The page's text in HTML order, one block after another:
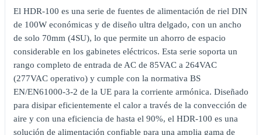
El HDR-100 es una serie de fuentes de alimentación de riel DIN
de 100W económicas y de diseño ultra delgado, con un ancho
de solo 70mm (4SU), lo que permite un ahorro de espacio
considerable en los gabinetes eléctricos. Esta serie soporta un
rango completo de entrada de AC de 85VAC a 264VAC
(277VAC operativo) y cumple con la normativa BS
EN/EN61000-3-2 de la UE para la corriente armónica. Diseñado
para disipar eficientemente el calor a través de la convección de
aire y con una eficiencia de hasta el 90%, el HDR-100 es una
solución de alimentación confiable para una amplia gama de